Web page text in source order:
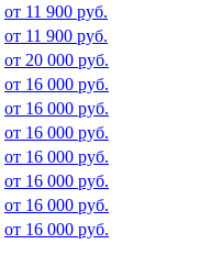
от 11 900 руб.
от 11 900 руб.
от 20 000 руб.
от 16 000 руб.
от 16 000 руб.
от 16 000 руб.
от 16 000 руб.
от 16 000 руб.
от 16 000 руб.
от 16 000 руб.